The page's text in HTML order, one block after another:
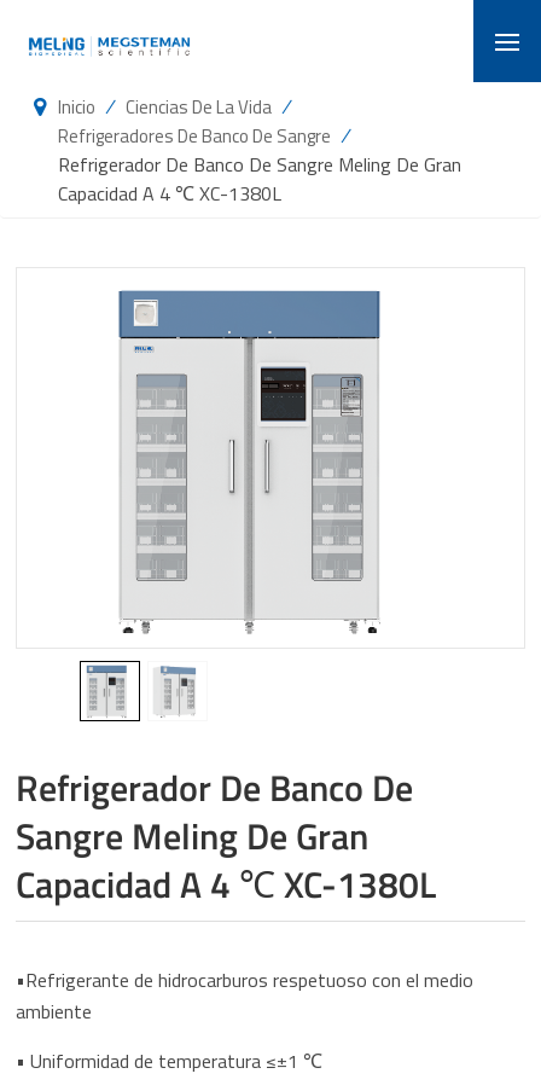
Inicio / Ciencias De La Vida /
Refrigeradores De Banco De Sangre /
Refrigerador De Banco De Sangre Meling De Gran
Capacidad A 4 ℃ XC-1380L
Refrigerador De Banco De
Sangre Meling De Gran
Capacidad A 4 ℃ XC-1380L
•Refrigerante de hidrocarburos respetuoso con el medio
ambiente
• Uniformidad de temperatura ≤±1 ℃